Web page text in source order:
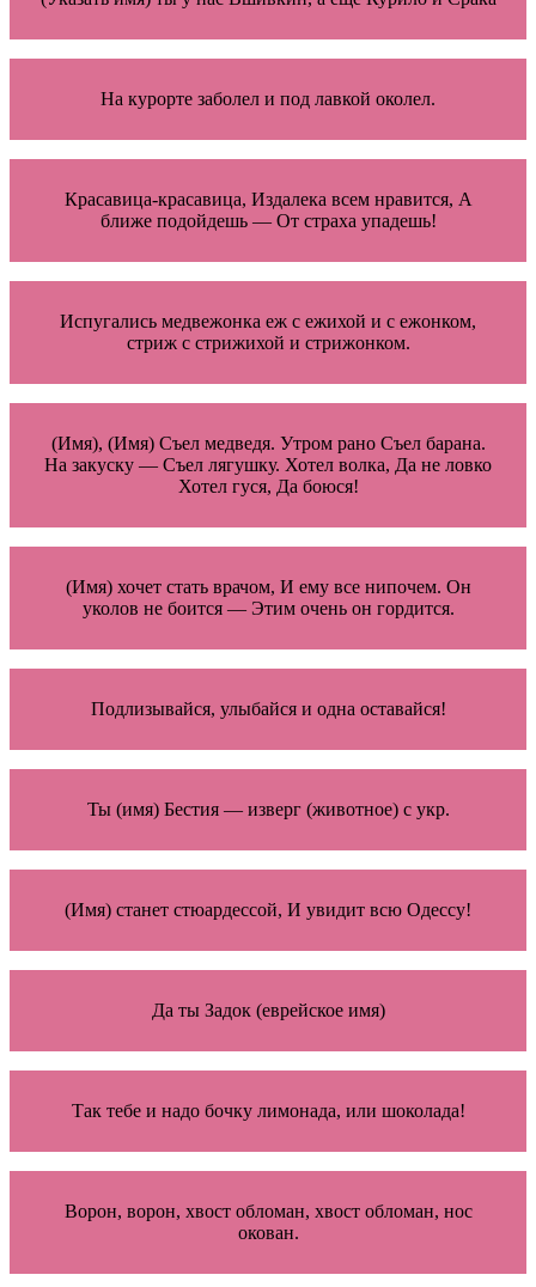
На курорте заболел и под лавкой околел.
Красавица-красавица, Издалека всем нравится, А
ближе подойдешь — От страха упадешь!
Испугались медвежонка еж с ежихой и с ежонком,
стриж с стрижихой и стрижонком.
(Имя), (Имя) Съел медведя. Утром рано Съел барана.
На закуску — Съел лягушку. Хотел волка, Да не ловко
Хотел гуся, Да боюся!
(Имя) хочет стать врачом, И ему все нипочем. Он
уколов не боится — Этим очень он гордится.
Подлизывайся, улыбайся и одна оставайся!
Ты (имя) Бестия — изверг (животное) с укр.
(Имя) станет стюардессой, И увидит всю Одессу!
Да ты Задок (еврейское имя)
Так тебе и надо бочку лимонада, или шоколада!
Ворон, ворон, хвост обломан, хвост обломан, нос
окован.